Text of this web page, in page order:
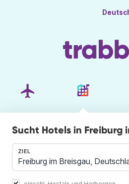
Sucht Hotels in Freiburg
ZIEL